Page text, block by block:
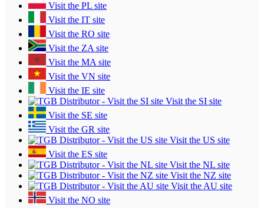
Visit the PL site
Visit the IT site
Visit the RO site
Visit the ZA site
Visit the MA site
Visit the VN site
Visit the IE site
Visit the SI site
Visit the SE site
Visit the GR site
Visit the US site
Visit the ES site
Visit the NL site
Visit the NZ site
Visit the AU site
Visit the NO site